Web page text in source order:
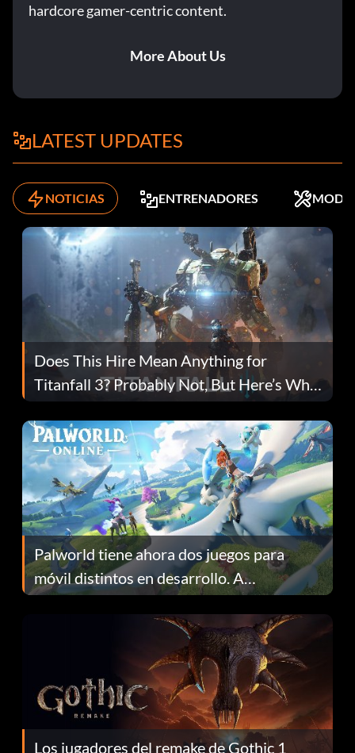
hardcore gamer-centric content.
More About Us
LATEST UPDATES
NOTICIAS ENTRENADORES MODS
Does This Hire Mean Anything for
Titanfall 3? Probably Not, But Here’s Why
Fans Are Hopeful
Palworld tiene ahora dos juegos para
móvil distintos en desarrollo. A
continuación te explicamos por qué.
Los jugadores del remake de Gothic 1